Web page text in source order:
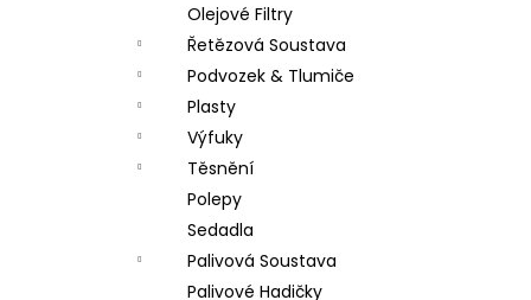
Olejové Filtry
Řetězová Soustava
Podvozek & Tlumiče
Plasty
Výfuky
Těsnění
Polepy
Sedadla
Palivová Soustava
Palivové Hadičky